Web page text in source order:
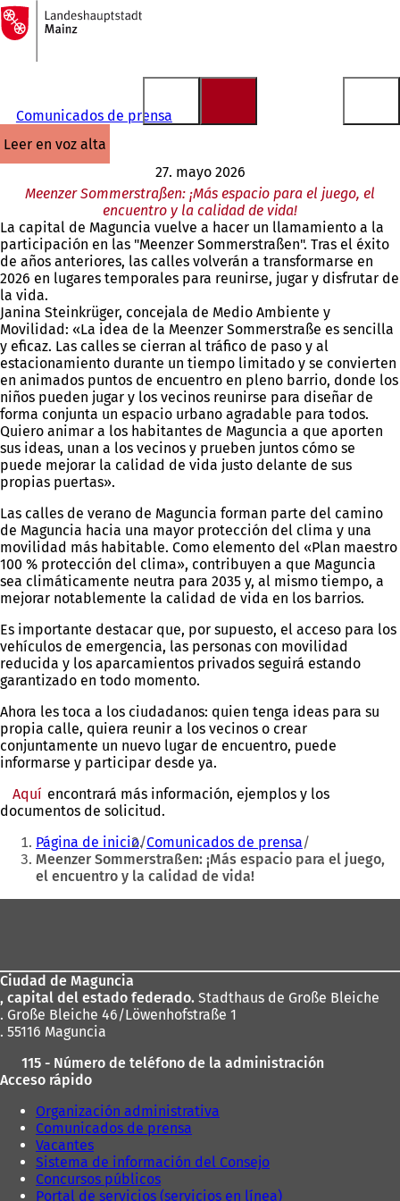
Saltar al contenido
A
la
página
Comunicados de prensa
leer en voz alta
27. mayo 2026
Meenzer Sommerstraßen: ¡Más espacio para el juego, el
encuentro y la calidad de vida!
La capital de Maguncia vuelve a hacer un llamamiento a la
participación en las "Meenzer Sommerstraßen". Tras el éxito
de años anteriores, las calles volverán a transformarse en
2026 en lugares temporales para reunirse, jugar y disfrutar de
la vida.
Janina Steinkrüger, concejala de Medio Ambiente y
Movilidad: «La idea de la Meenzer Sommerstraße es sencilla
y eficaz. Las calles se cierran al tráfico de paso y al
estacionamiento durante un tiempo limitado y se convierten
en animados puntos de encuentro en pleno barrio, donde los
niños pueden jugar y los vecinos reunirse para diseñar de
forma conjunta un espacio urbano agradable para todos.
Quiero animar a los habitantes de Maguncia a que aporten
sus ideas, unan a los vecinos y prueben juntos cómo se
puede mejorar la calidad de vida justo delante de sus
propias puertas».
Las calles de verano de Maguncia forman parte del camino
de Maguncia hacia una mayor protección del clima y una
movilidad más habitable. Como elemento del «Plan maestro
100 % protección del clima», contribuyen a que Maguncia
sea climáticamente neutra para 2035 y, al mismo tiempo, a
mejorar notablemente la calidad de vida en los barrios.
Es importante destacar que, por supuesto, el acceso para los
vehículos de emergencia, las personas con movilidad
reducida y los aparcamientos privados seguirá estando
garantizado en todo momento.
Ahora les toca a los ciudadanos: quien tenga ideas para su
propia calle, quiera reunir a los vecinos o crear
conjuntamente un nuevo lugar de encuentro, puede
informarse y participar desde ya.
Aquí encontrará más información, ejemplos y los
documentos de solicitud.
Estás
aquí:
Página de inicio Comunicados de prensa
Meenzer Sommerstraßen: ¡Más espacio para el juego,
el encuentro y la calidad de vida!
pies
Ciudad de Maguncia
, capital del estado federado. Stadthaus de Große Bleiche
. Große Bleiche 46/Löwenhofstraße 1
. 55116 Maguncia
115 - Número de teléfono de la administración
Acceso rápido
Organización administrativa
Comunicados de prensa
Vacantes
Sistema de información del Consejo
Concursos públicos
Portal de servicios (servicios en línea)